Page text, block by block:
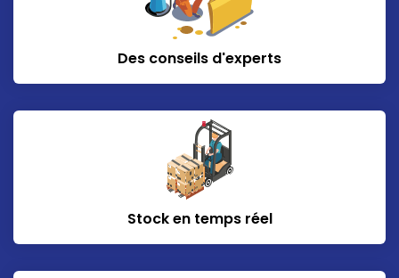
Des conseils d'experts
Stock en temps réel